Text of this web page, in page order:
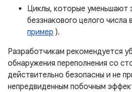
Циклы, которые уменьшают
беззнакового целого числа
пример ).
Разработчикам рекомендуется
обнаружения переполнения со
действительно безопасны и не
непредвиденным побочным